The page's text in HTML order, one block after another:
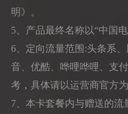
明》。
5、产品最终名称以“中国
6、定向流量范围:头条系
音、优酷、哗哩哗哩、支
考，具体请以运营商官方为
7、本卡套餐内与赠送的流